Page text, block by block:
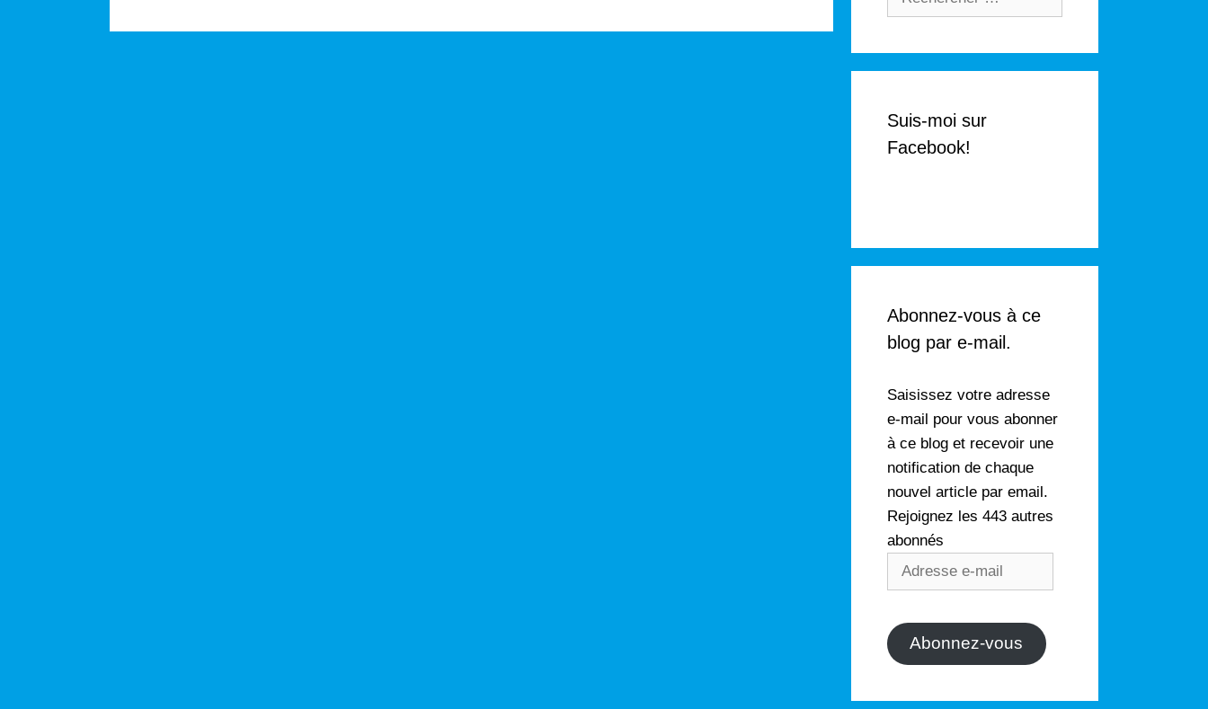
Suis-moi sur
Facebook!
Abonnez-vous à ce
blog par e-mail.
Saisissez votre adresse
e-mail pour vous abonner
à ce blog et recevoir une
notification de chaque
nouvel article par email.
Rejoignez les 443 autres
abonnés
Adresse
e-
Abonnez-vous